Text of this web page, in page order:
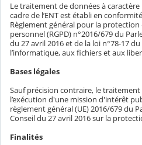
Le traitement de données à
cadre de l’ENT est établi en
Règlement général pour la protection
personnel (RGPD) n°2016/679 du
du 27 avril 2016 et de la loi n°78-17
l’informatique, aux fichiers et aux
Bases légales
Sauf précision contraire, le
l’exécution d'une mission d'intérêt
règlement général (UE) 2016/679 du
Conseil du 27 avril 2016 sur la
Finalités